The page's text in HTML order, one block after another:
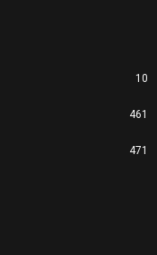
10
461
471